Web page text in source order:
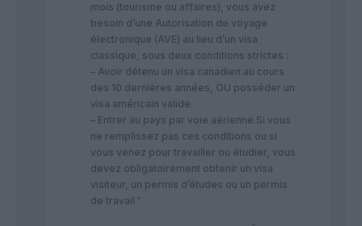
mois (tourisme ou affaires), vous avez
besoin d’une Autorisation de voyage
électronique (AVE) au lieu d’un visa
classique, sous deux conditions strictes :
– Avoir détenu un visa canadien au cours
des 10 dernières années, OU posséder un
visa américain valide.
– Entrer au pays par voie aérienne.Si vous
ne remplissez pas ces conditions ou si
vous venez pour travailler ou étudier, vous
devez obligatoirement obtenir un visa
visiteur, un permis d’études ou un permis
de travail.”